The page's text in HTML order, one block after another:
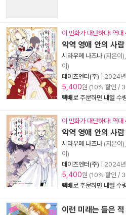
이 만화가 대단하다! 역대
악역 영애 안의 사
시라우메 나즈나(지은이),
이)
데이즈엔터(주)
2024
5,400원 (10% 할인 /
택배로 주문하면 내일 수
이 만화가 대단하다! 역대
악역 영애 안의 사
시라우메 나즈나(지은이),
이)
데이즈엔터(주)
2024
5,400원 (10% 할인 /
택배로 주문하면 내일 수
이런 미래는 들은